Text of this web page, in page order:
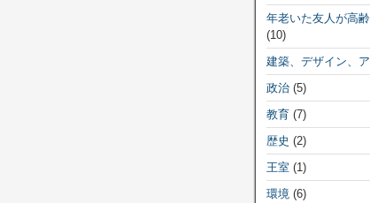
年老いた友人が高
(10)
建築、デザイン、
政治(5)
教育(7)
歴史 (2)
王室 (1)
環境(6)